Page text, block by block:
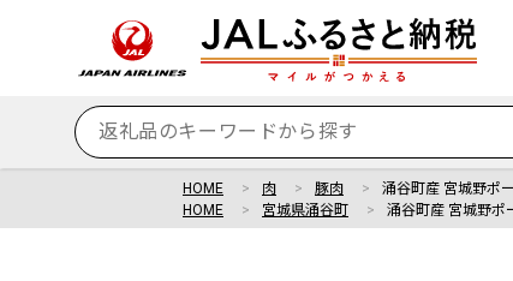
HOME 肉 豚肉 涌谷町産 宮城野ポ
HOME
宮城県涌谷町 涌谷町産 宮城野ポ